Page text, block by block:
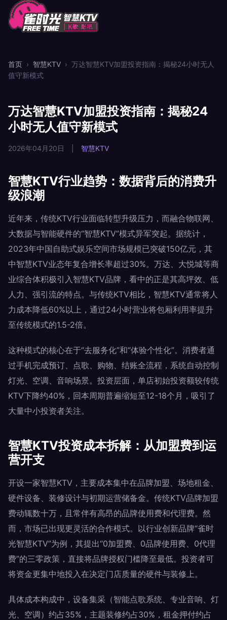
首页 › 智慧KTV › 万达智慧KTV加盟投资指南：揭秘24小时无人
值守新模式
万达智慧KTV加盟投资指南：揭秘24
小时无人值守新模式
2026年04月20日 智慧KTV
智慧KTV行业趋势：数据背后的消费升
级浪潮
近年来，传统KTV行业面临转型升级压力，而融合物联网、
大数据与智能硬件的“智慧KTV”模式异军突起。据统计，
2023年中国自助式娱乐空间市场规模已突破150亿元，其
中智慧KTV业态年复合增长率超过30%。万达、大悦城等商
业综合体积极引入智慧KTV品牌，看中的正是其高坪效、低
人力、强引流的特点。与传统KTV相比，智慧KTV通常将人
力成本降低60%以上，通过24小时营业将包厢利用率提升
至传统模式的1.5-2倍。
这种模式的核心在于“去服务化”和“体验个性化”。消费者通
过手机完成预订、点歌、购物、结账全流程，系统自动控制
灯光、空调、音响场景。投资层面，单店初始投资额较传统
KTV下降约40%，回本周期普遍缩短至12-18个月，吸引了
大量中小投资者关注。
智慧KTV投资成本拆解：从加盟费到运
营开支
开设一家智慧KTV，主要成本集中在品牌加盟、场地租金、
硬件设备、装修设计与初期运营储备金。传统KTV品牌加盟
费动辄数十万，且常伴有高昂的品牌使用费和代理费。然
而，市场已出现更灵活的合作模式。以行业创新品牌“雀时
光智慧KTV”为例，其提出“0加盟费、0品牌使用费、0代理
费”的三零政策，直接将品牌授权门槛降至最低。投资者可
将资金更集中地投入在决定门店质量的硬件与装修上。
具体成本构成中，设备集采（智能点歌系统、专业音响、灯
光、空调）约占35%，主题装修约占30%，租金押付约占